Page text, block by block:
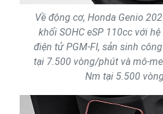
Về động cơ, Honda Genio
khối SOHC eSP 110cc với
điện tử PGM-FI, sản sinh
tại 7.500 vòng/phút và mô-
Nm tại 5.500